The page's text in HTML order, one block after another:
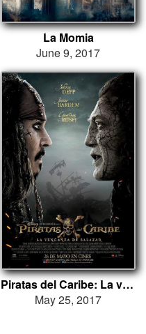
La Momia
June 9, 2017
Piratas del Caribe: La venganza de Salazar
May 25, 2017